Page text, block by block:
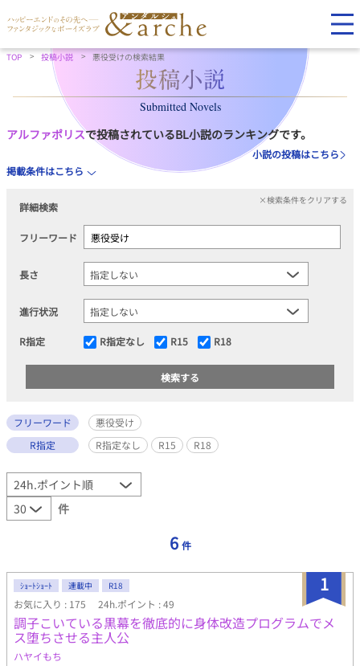
TOP 投稿小説 悪役受けの検索結果
Submitted Novels
アルファポリスで投稿されているBL小説のランキングです。
小説の投稿はこちら
掲載条件はこちら
詳細検索
×検索条件をクリアする
フリーワード
長さ
進行状況
R指定 R指定なし R15 R18
フリーワード
悪役受け
R指定
R指定なし R15 R18
件
6 件
1
ｼｮｰﾄｼｮｰﾄ 連載中 R18
お気に入り : 175 24h.ポイント : 49
調子こいている黒幕を徹底的に身体改造プログラムでメ
ス堕ちさせる主人公
ハヤイもち